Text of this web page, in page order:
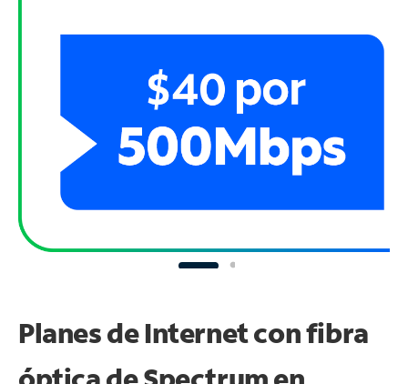
Planes de Internet con fibra